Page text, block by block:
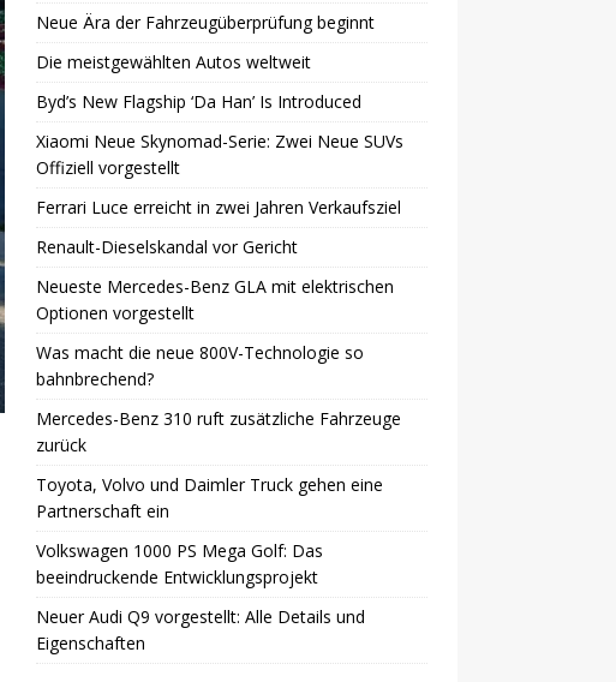
Neue Ära der Fahrzeugüberprüfung beginnt
Die meistgewählten Autos weltweit
Byd’s New Flagship ‘Da Han’ Is Introduced
Xiaomi Neue Skynomad-Serie: Zwei Neue SUVs
Offiziell vorgestellt
Ferrari Luce erreicht in zwei Jahren Verkaufsziel
Renault-Dieselskandal vor Gericht
Neueste Mercedes-Benz GLA mit elektrischen
Optionen vorgestellt
Was macht die neue 800V-Technologie so
bahnbrechend?
Mercedes-Benz 310 ruft zusätzliche Fahrzeuge
zurück
Toyota, Volvo und Daimler Truck gehen eine
Partnerschaft ein
Volkswagen 1000 PS Mega Golf: Das
beeindruckende Entwicklungsprojekt
Neuer Audi Q9 vorgestellt: Alle Details und
Eigenschaften